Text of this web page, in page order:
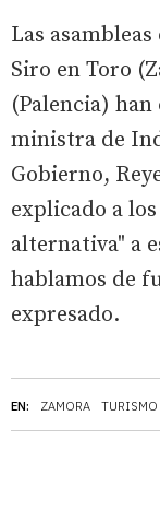
EN: ZAMORA TURISMO
Las
Siro en Toro
(Palencia)
ministra de
Gobierno,
explicado a
alternativa" a
hablamos de
expresado.